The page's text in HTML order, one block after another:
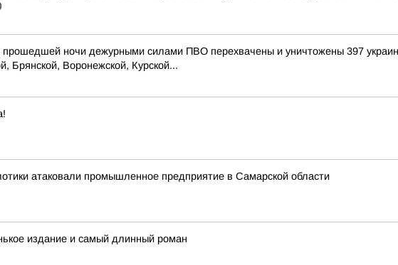
ночи дежурными силами ПВО перехвачены и уничтожены 397
Брянской, Воронежской, Курской...
атаковали промышленное предприятие в Самарской области
издание и самый длинный роман